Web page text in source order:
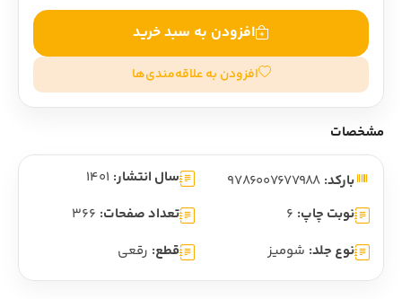
افزودن به سبد خرید
افزودن به علاقه‌مندی‌ها
مشخصات
بارکد: سال انتشار: 1401
نوبت چاپ: 6 تعداد صفحات: 366
نوع جلد: شومیز قطع: رقعی